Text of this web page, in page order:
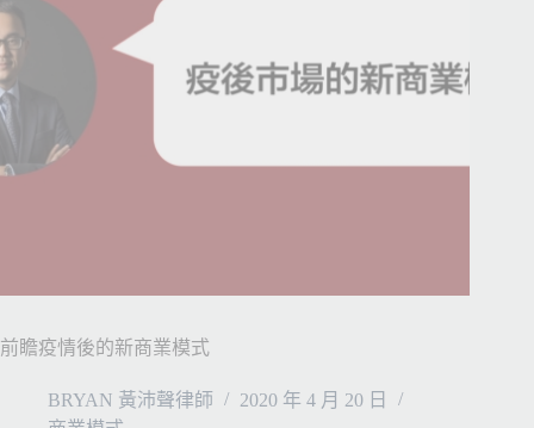
前瞻疫情後的新商業模式
BRYAN 黃沛聲律師
2020 年 4 月 20 日